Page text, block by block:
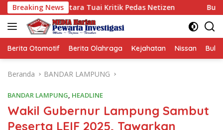
Langsung
ke
konten
Breaking News
Utara Tuai Kritik Pedas Netizen Bupati Egi
Berita Otomotif Berita Olahraga Kejahatan Nissan
Beranda BANDAR LAMPUNG
BANDAR LAMPUNG, HEADLINE
Wakil Gubernur Lampung Sambut
Peserta LEIF 2025, Tawarkan